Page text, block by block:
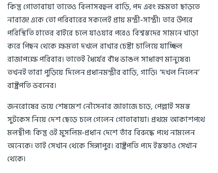
কিন্তু গোতাবায়া তাতেও বিলাসবহুল বাড়ি, পদ এবং ক্ষমতা ছাড়তে
নারাজ! একে তো পরিবারের সকলেই প্রায় মন্ত্রী-সান্ত্রী। তার উপরে
পরিস্থিতি হাতের বাইরে চলে যাওয়ার পরেও বিশ্বস্তদের সামনে খাড়া
করে পিছন থেকে ক্ষমতা দখলে রাখার চেষ্টা চালিয়ে যাচ্ছিল
রাজাপক্ষে পরিবার। তাতেই ধৈর্যের বাঁধ ভাঙল সাধারণ মানুষের।
তখনই তারা পুড়িয়ে দিলেন প্রধানমন্ত্রীর বাড়ি, গাড়ি। ‘দখল নিলেন’
রাষ্ট্রপতি ভবনের।
জনরোষের ভয়ে শেষমেশ নৌসেনার জাহাজে চড়ে, পেল্লাই সমস্ত
সুটকেস নিয়ে দেশ ছেড়ে চলে গেলেন গোতাবায়া। প্রথমে আকাশপথে
মলদ্বীপ। কিন্তু ওই মুসলিম-প্রধান দেশে তাঁর বিরুদ্ধে পথে নামলেন
অনেকে। তাই সেখান থেকে সিঙ্গাপুর। রাষ্ট্রপতি পদে ইস্তফাও সেখান
থেকে।